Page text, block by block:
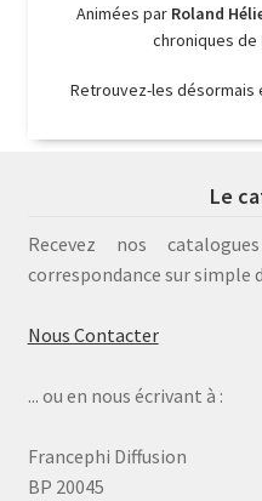
Animées par Roland
chroniques de
Retrouvez-les désormais
Le
Recevez nos
correspondance sur simple
Nous Contacter
... ou en nous écrivant à :
Francephi Diffusion
BP 20045